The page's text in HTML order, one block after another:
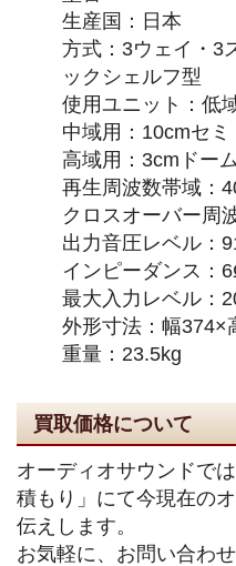
生産国：日本
方式：3ウェイ・3
ックシェルフ型
使用ユニット：低
中域用：10cmセミ
高域用：3cmドー
再生周波数帯域：
クロスオーバー周
出力音圧レベル：
インピーダンス：
最大入力レベル：
外形寸法：幅374×
重量：23.5kg
買取価格について
オーディオサウンドで
積もり」にて今現在の
伝えします。
お気軽に、お問い合わせ